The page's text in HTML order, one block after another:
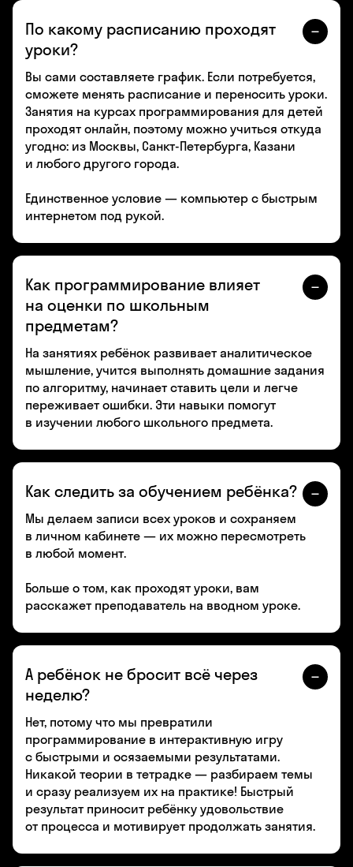
По какому расписанию проходят
уроки?
Вы сами составляете график. Если потребуется,
сможете менять расписание и переносить уроки.
Занятия на курсах программирования для детей
проходят онлайн, поэтому можно учиться откуда
угодно: из Москвы, Санкт-Петербурга, Казани
и любого другого города.
Единственное условие — компьютер с быстрым
интернетом под рукой.
Как про­грам­ми­ро­ва­ние влияет
на оценки по школьным
предметам?
На занятиях ребёнок развивает аналитическое
мышление, учится выполнять домашние задания
по алгоритму, начинает ставить цели и легче
переживает ошибки. Эти навыки помогут
в изучении любого школьного предмета.
Как следить за обучением ребёнка?
Мы делаем записи всех уроков и сохраняем
в личном кабинете — их можно пересмотреть
в любой момент.
Больше о том, как проходят уроки, вам
расскажет преподаватель на вводном уроке.
А ребёнок не бросит всё через
неделю?
Нет, потому что мы превратили
программирование в интерактивную игру
с быстрыми и осязаемыми результатами.
Никакой теории в тетрадке — разбираем темы
и сразу реализуем их на практике! Быстрый
результат приносит ребёнку удовольствие
от процесса и мотивирует продолжать занятия.